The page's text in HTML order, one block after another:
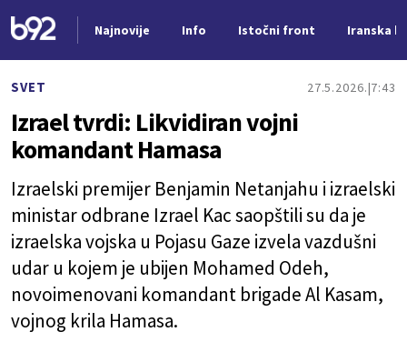
Najnovije Info Istočni front Iranska
SVET 27.5.2026. 7:43
Izrael tvrdi: Likvidiran vojni
komandant Hamasa
Izraelski premijer Benjamin Netanjahu i izraelski
ministar odbrane Izrael Kac saopštili su da je
izraelska vojska u Pojasu Gaze izvela vazdušni
udar u kojem je ubijen Mohamed Odeh,
novoimenovani komandant brigade Al Kasam,
vojnog krila Hamasa.